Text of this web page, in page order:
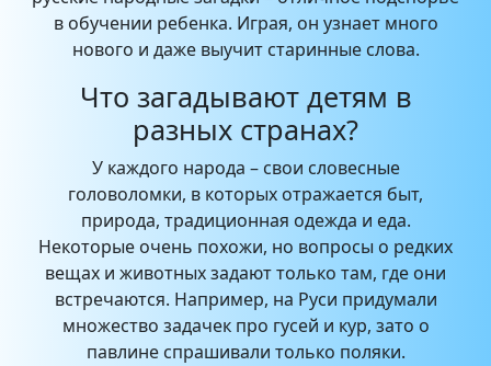
в обучении ребенка. Играя, он узнает много
нового и даже выучит старинные слова.
Что загадывают детям в
разных странах?
У каждого народа – свои словесные
головоломки, в которых отражается быт,
природа, традиционная одежда и еда.
Некоторые очень похожи, но вопросы о редких
вещах и животных задают только там, где они
встречаются. Например, на Руси придумали
множество задачек про гусей и кур, зато о
павлине спрашивали только поляки.